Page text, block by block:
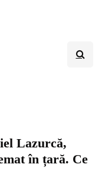
Lazurcă,
în țară. Ce